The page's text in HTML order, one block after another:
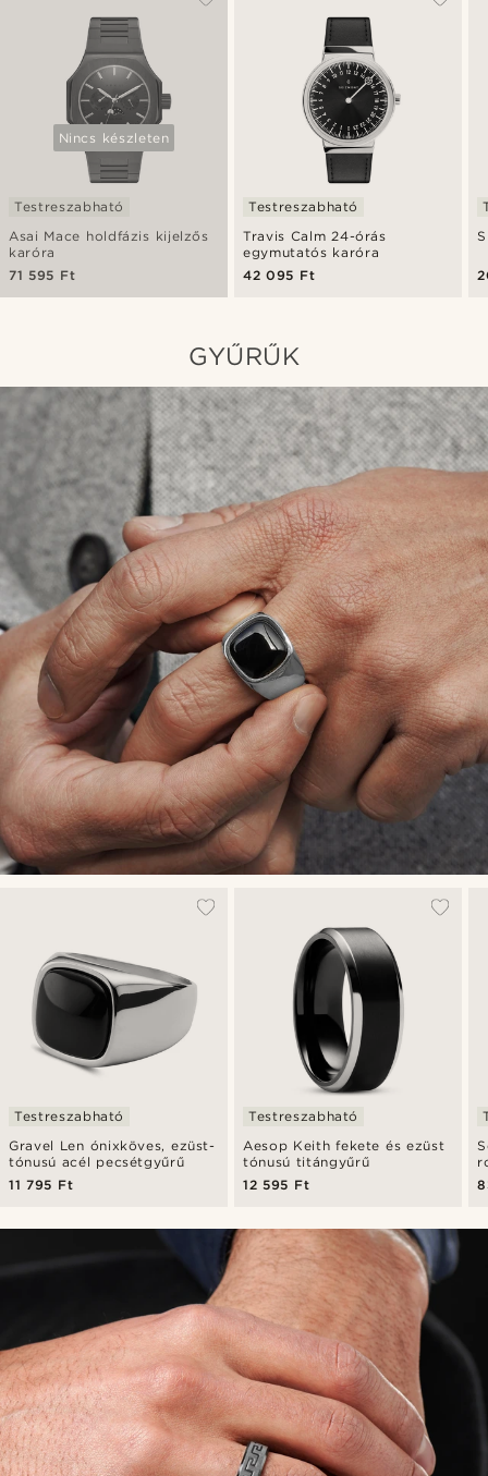
Nincs készleten
Asai Mace holdfázis kijelzős
karóra
Testreszabható
71 595 Ft
Travis Calm 24-órás
egymutatós karóra
Testreszabható
42 095 Ft
GYŰRŰK
Gravel Len ónixköves, ezüst-
tónusú acél pecsétgyűrű
Testreszabható
11 795 Ft
Aesop Keith fekete és ezüst
tónusú titángyűrű
Testreszabható
12 595 Ft